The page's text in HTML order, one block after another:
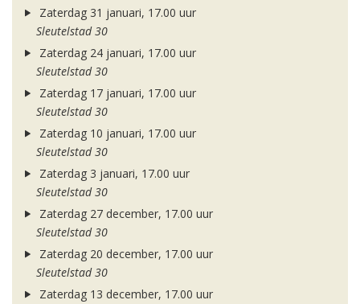
Zaterdag 31 januari, 17.00 uur
Sleutelstad 30
Zaterdag 24 januari, 17.00 uur
Sleutelstad 30
Zaterdag 17 januari, 17.00 uur
Sleutelstad 30
Zaterdag 10 januari, 17.00 uur
Sleutelstad 30
Zaterdag 3 januari, 17.00 uur
Sleutelstad 30
Zaterdag 27 december, 17.00 uur
Sleutelstad 30
Zaterdag 20 december, 17.00 uur
Sleutelstad 30
Zaterdag 13 december, 17.00 uur